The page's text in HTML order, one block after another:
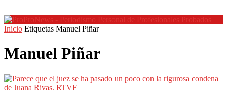
Inicio Etiquetas Manuel Piñar
Manuel Piñar